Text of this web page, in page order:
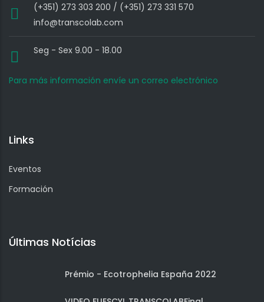
(+351) 273 303 200 / (+351) 273 331 570
info@transcolab.com
Seg - Sex 9.00 - 18.00
Para más información envíe un correo electrónico
Links
Eventos
Formación
Últimas Notícias
Prémio - Ecotrophelia España 2022